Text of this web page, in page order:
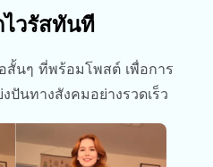
ไวรัสทันที
สั้นๆ ที่พร้อมโพสต์ เพื่อการ
ปันทางสังคมอย่างรวดเร็ว